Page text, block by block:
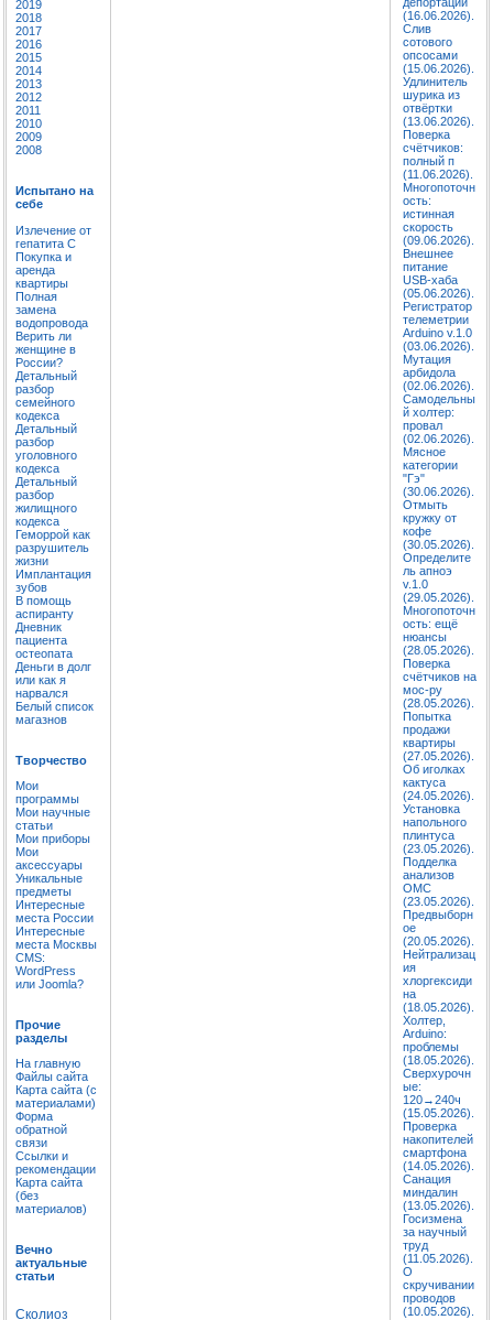
2019
2018
2017
2016
2015
2014
2013
2012
2011
2010
2009
2008
Испытано на
себе
Излечение от
гепатита C
Покупка и
аренда
квартиры
Полная
замена
водопровода
Верить ли
женщине в
России?
Детальный
разбор
семейного
кодекса
Детальный
разбор
уголовного
кодекса
Детальный
разбор
жилищного
кодекса
Геморрой как
разрушитель
жизни
Имплантация
зубов
В помощь
аспиранту
Дневник
пациента
остеопата
Деньги в долг
или как я
нарвался
Белый список
магазнов
Творчество
Мои
программы
Мои научные
статьи
Мои приборы
Мои
аксессуары
Уникальные
предметы
Интересные
места России
Интересные
места Москвы
CMS:
WordPress
или Joomla?
Прочие
разделы
На главную
Файлы сайта
Карта сайта (с
материалами)
Форма
обратной
связи
Ссылки и
рекомендации
Карта сайта
(без
материалов)
Вечно
актуальные
статьи
Сколиоз
(16.06.2026).
Слив
сотового
опсосами
(15.06.2026).
Удлинитель
шурика из
отвёртки
(13.06.2026).
Поверка
счётчиков:
полный п
(11.06.2026).
Многопоточн
ость:
истинная
скорость
(09.06.2026).
Внешнее
питание
USB-хаба
(05.06.2026).
Регистратор
телеметрии
Arduino v.1.0
(03.06.2026).
Мутация
арбидола
(02.06.2026).
Самодельны
й холтер:
провал
(02.06.2026).
Мясное
категории
"Гэ"
(30.06.2026).
Отмыть
кружку от
кофе
(30.05.2026).
Определите
ль апноэ
v.1.0
(29.05.2026).
Многопоточн
ость: ещё
нюансы
(28.05.2026).
Поверка
счётчиков на
мос-ру
(28.05.2026).
Попытка
продажи
квартиры
(27.05.2026).
Об иголках
кактуса
(24.05.2026).
Установка
напольного
плинтуса
(23.05.2026).
Подделка
анализов
ОМС
(23.05.2026).
Предвыборн
ое
(20.05.2026).
Нейтрализац
ия
хлоргексиди
на
(18.05.2026).
Холтер,
Arduino:
проблемы
(18.05.2026).
Сверхурочн
ые:
120→240ч
(15.05.2026).
Проверка
накопителей
смартфона
(14.05.2026).
Санация
миндалин
(13.05.2026).
Госизмена
за научный
труд
(11.05.2026).
О
скручивании
проводов
(10.05.2026).